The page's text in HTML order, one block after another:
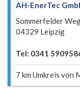
AH-EnerTec
Sommerfelder
04329 Leipzig
Tel: 0341
7 km Umkreis von